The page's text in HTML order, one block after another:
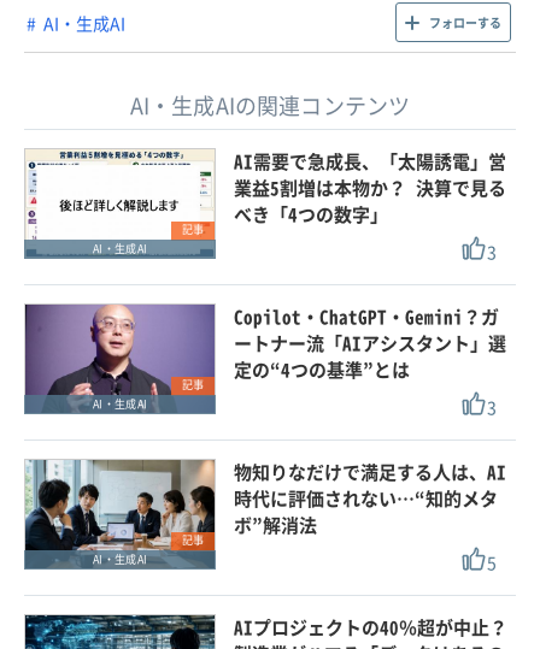
AI・生成AI フォローする
AI・生成AIの関連コンテンツ
記事
AI・生成AI
AI需要で急成長、「太陽誘電」営
業益5割増は本物か？ 決算で見る
べき「4つの数字」
3
記事
AI・生成AI
Copilot・ChatGPT・Gemini？ガ
ートナー流「AIアシスタント」選
定の“4つの基準”とは
3
記事
AI・生成AI
物知りなだけで満足する人は、AI
時代に評価されない…“知的メタ
ボ”解消法
5
AIプロジェクトの40％超が中止？